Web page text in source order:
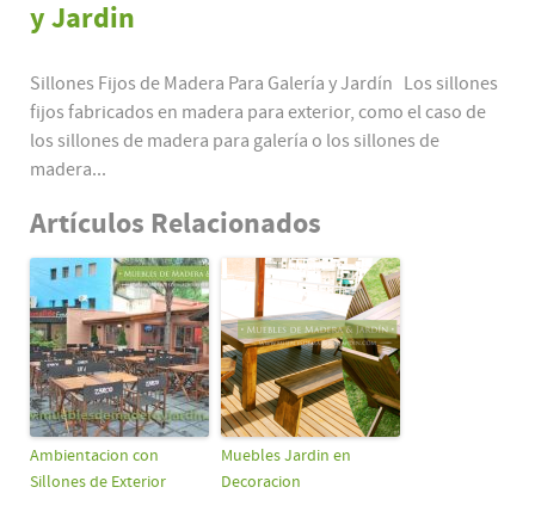
y Jardin
Sillones Fijos de Madera Para Galería y Jardín Los sillones
fijos fabricados en madera para exterior, como el caso de
los sillones de madera para galería o los sillones de
madera...
Artículos Relacionados
Ambientacion con
Sillones de Exterior
Muebles Jardin en
Decoracion